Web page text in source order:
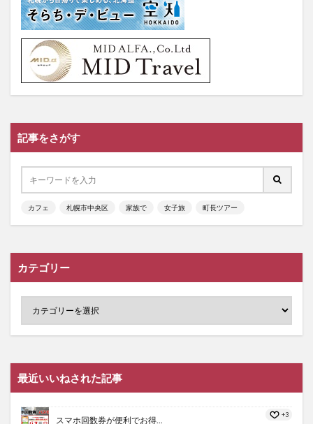
記事をさがす
カフェ 札幌市中央区 家族で 女子旅 町長ツアー
カテゴリー
最近いいねされた記事
スマホ回数券が便利でお得...
+3